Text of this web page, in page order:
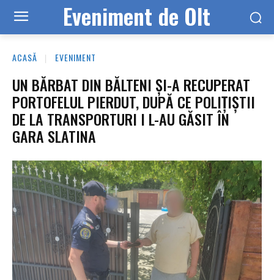
Eveniment de Olt
ACASĂ EVENIMENT
UN BĂRBAT DIN BĂLTENI ȘI-A RECUPERAT
PORTOFELUL PIERDUT, DUPĂ CE POLIȚIȘTII
DE LA TRANSPORTURI I L-AU GĂSIT ÎN
GARA SLATINA